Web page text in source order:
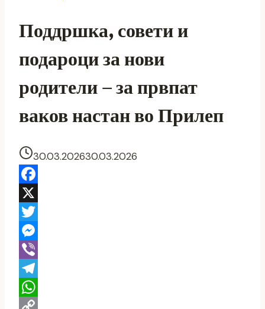
Поддршка, совети и
подароци за нови
родители – за првпат
ваков настан во Прилеп
30.03.202630.03.2026
Facebook
X
Twitter
Messenger
Viber
Telegram
WhatsApp